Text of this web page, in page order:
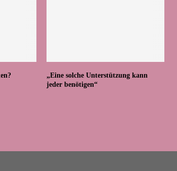
„Eine solche Unterstützung kann
jeder benötigen“